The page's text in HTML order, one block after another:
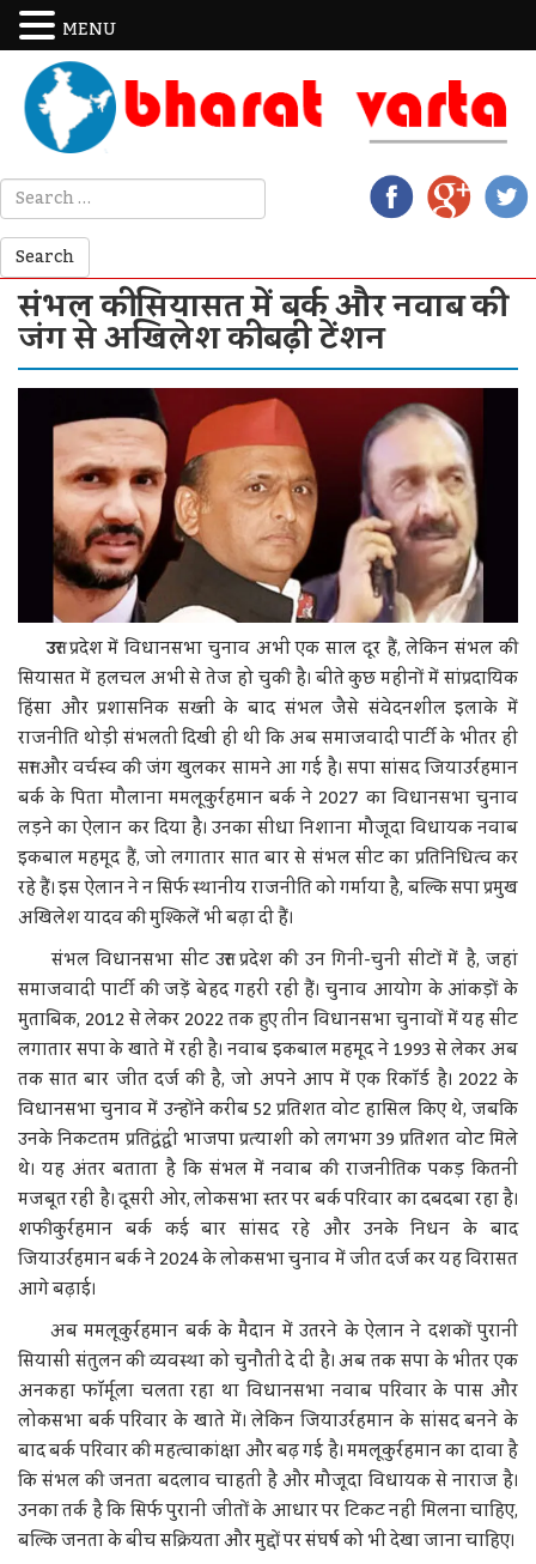
संभल की सियासत में बर्क और नवाब की
जंग से अखिलेश की बढ़ी टेंशन
उत्तर प्रदेश में विधानसभा चुनाव अभी एक साल दूर हैं, लेकिन संभल की
सियासत में हलचल अभी से तेज हो चुकी है। बीते कुछ महीनों में सांप्रदायिक
हिंसा और प्रशासनिक सख्ती के बाद संभल जैसे संवेदनशील इलाके में
राजनीति थोड़ी संभलती दिखी ही थी कि अब समाजवादी पार्टी के भीतर ही
सत्ता और वर्चस्व की जंग खुलकर सामने आ गई है। सपा सांसद जियाउर्रहमान
बर्क के पिता मौलाना ममलूकुर्रहमान बर्क ने 2027 का विधानसभा चुनाव
लड़ने का ऐलान कर दिया है। उनका सीधा निशाना मौजूदा विधायक नवाब
इकबाल महमूद हैं, जो लगातार सात बार से संभल सीट का प्रतिनिधित्व कर
रहे हैं। इस ऐलान ने न सिर्फ स्थानीय राजनीति को गर्माया है, बल्कि सपा प्रमुख
अखिलेश यादव की मुश्किलें भी बढ़ा दी हैं।
संभल विधानसभा सीट उत्तर प्रदेश की उन गिनी-चुनी सीटों में है, जहां
समाजवादी पार्टी की जड़ें बेहद गहरी रही हैं। चुनाव आयोग के आंकड़ों के
मुताबिक, 2012 से लेकर 2022 तक हुए तीन विधानसभा चुनावों में यह सीट
लगातार सपा के खाते में रही है। नवाब इकबाल महमूद ने 1993 से लेकर अब
तक सात बार जीत दर्ज की है, जो अपने आप में एक रिकॉर्ड है। 2022 के
विधानसभा चुनाव में उन्होंने करीब 52 प्रतिशत वोट हासिल किए थे, जबकि
उनके निकटतम प्रतिद्वंद्वी भाजपा प्रत्याशी को लगभग 39 प्रतिशत वोट मिले
थे। यह अंतर बताता है कि संभल में नवाब की राजनीतिक पकड़ कितनी
मजबूत रही है। दूसरी ओर, लोकसभा स्तर पर बर्क परिवार का दबदबा रहा है।
शफीकुर्रहमान बर्क कई बार सांसद रहे और उनके निधन के बाद
जियाउर्रहमान बर्क ने 2024 के लोकसभा चुनाव में जीत दर्ज कर यह विरासत
आगे बढ़ाई।
अब ममलूकुर्रहमान बर्क के मैदान में उतरने के ऐलान ने दशकों पुरानी
सियासी संतुलन की व्यवस्था को चुनौती दे दी है। अब तक सपा के भीतर एक
अनकहा फॉर्मूला चलता रहा था विधानसभा नवाब परिवार के पास और
लोकसभा बर्क परिवार के खाते में। लेकिन जियाउर्रहमान के सांसद बनने के
बाद बर्क परिवार की महत्वाकांक्षा और बढ़ गई है। ममलूकुर्रहमान का दावा है
कि संभल की जनता बदलाव चाहती है और मौजूदा विधायक से नाराज है।
उनका तर्क है कि सिर्फ पुरानी जीतों के आधार पर टिकट नहीं मिलना चाहिए,
बल्कि जनता के बीच सक्रियता और मुद्दों पर संघर्ष को भी देखा जाना चाहिए।
MENU